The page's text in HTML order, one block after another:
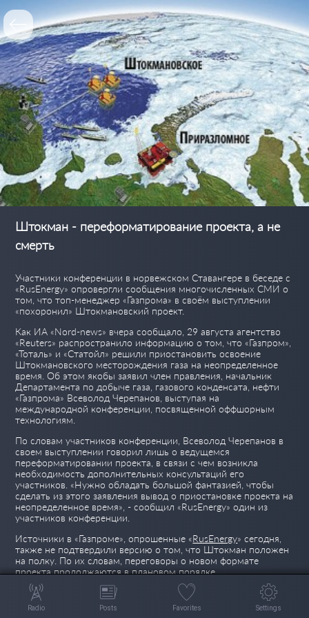
Штокман - переформатирование проекта, а не
смерть
Участники конференции в норвежском Ставангере в беседе с
«RusEnergy» опровергли сообщения многочисленных СМИ о
том, что топ-менеджер «Газпрома» в своём выступлении
«похоронил» Штокмановский проект.
Как ИА «Nord-news» вчера сообщало, 29 августа агентство
«Reuters» распространило информацию о том, что «Газпром»,
«Тоталь» и «Статойл» решили приостановить освоение
Штокмановского месторождения газа на неопределенное
время. Об этом якобы заявил член правления, начальник
Департамента по добыче газа, газового конденсата, нефти
«Газпрома» Всеволод Черепанов, выступая на
международной конференции, посвященной оффшорным
технологиям.
По словам участников конференции, Всеволод Черепанов в
своем выступлении говорил лишь о ведущемся
переформатировании проекта, в связи с чем возникла
необходимость дополнительных консультаций его
участников. «Нужно обладать большой фантазией, чтобы
сделать из этого заявления вывод о приостановке проекта на
неопределенное время», - сообщил «RusEnergy» один из
участников конференции.
Источники в «Газпроме», опрошенные «RusEnergy» сегодня,
также не подтвердили версию о том, что Штокман положен
на полку. По их словам, переговоры о новом формате
проекта продолжаются в плановом порядке.
Источник: www.nord-news.ru
Просмотров 24
Сегодня 1
Radio Posts Favorites Settings